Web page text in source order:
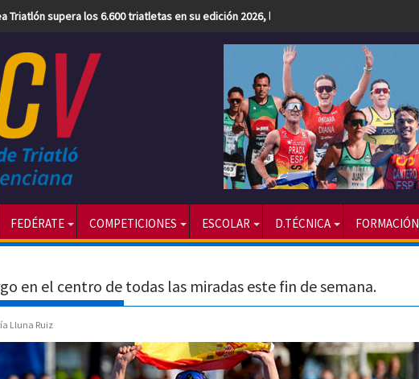
Triatlón supera los 6.600 triatletas en su edición 2026, la más numerosa hasta la fecha
FEDÉRATE COMPETICIONES ESCOLAR D.TÉCNICA FORMACIÓN
en el centro de todas las miradas este fin de semana.
Lluna Ruiz